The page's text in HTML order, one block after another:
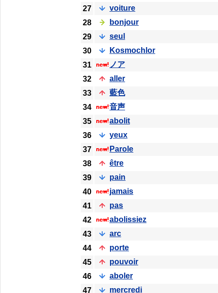
27
voiture
28
bonjour
29
seul
30
Kosmochlor
31
ノア
32
aller
33
藍色
34
音声
35
abolit
36
yeux
37
Parole
38
être
39
pain
40
jamais
41
pas
42
abolissiez
43
arc
44
porte
45
pouvoir
46
aboler
47
mercredi